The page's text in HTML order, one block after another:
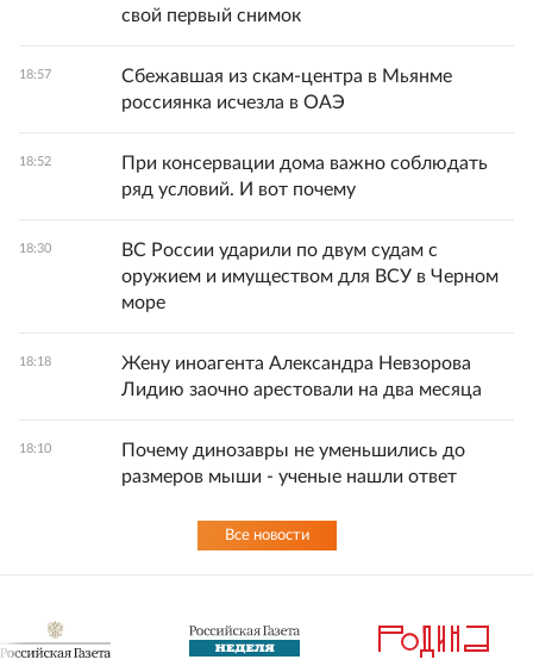
свой первый снимок
18:57
Сбежавшая из скам-центра в Мьянме
россиянка исчезла в ОАЭ
18:52
При консервации дома важно соблюдать
ряд условий. И вот почему
18:30
ВС России ударили по двум судам с
оружием и имуществом для ВСУ в Черном
море
18:18
Жену иноагента Александра Невзорова
Лидию заочно арестовали на два месяца
18:10
Почему динозавры не уменьшились до
размеров мыши - ученые нашли ответ
Все новости